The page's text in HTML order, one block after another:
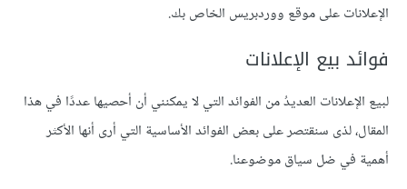
الإعلانات على موقع ووردبريس الخاص بك.
فوائد بيع الإعلانات
لبيع الإعلانات العديدُ من الفوائد التي لا يمكنني أن أحصيها عددًا في هذا
المقال، لذى سنقتصر على بعض الفوائد الأساسية التي أرى أنها الأكثر
أهمية في ضل سياق موضوعنا.